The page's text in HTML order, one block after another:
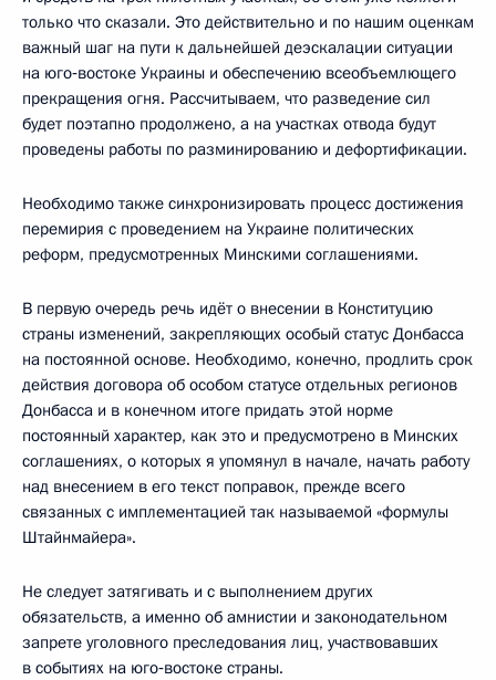
только что сказали. Это действительно и по нашим оценкам
важный шаг на пути к дальнейшей деэскалации ситуации
на юго‑востоке Украины и обеспечению всеобъемлющего
прекращения огня. Рассчитываем, что разведение сил
будет поэтапно продолжено, а на участках отвода будут
проведены работы по разминированию и дефортификации.
Необходимо также синхронизировать процесс достижения
перемирия с проведением на Украине политических
реформ, предусмотренных Минскими соглашениями.
В первую очередь речь идёт о внесении в Конституцию
страны изменений, закрепляющих особый статус Донбасса
на постоянной основе. Необходимо, конечно, продлить срок
действия договора об особом статусе отдельных регионов
Донбасса и в конечном итоге придать этой норме
постоянный характер, как это и предусмотрено в Минских
соглашениях, о которых я упомянул в начале, начать работу
над внесением в его текст поправок, прежде всего
связанных с имплементацией так называемой «формулы
Штайнмайера».
Не следует затягивать и с выполнением других
обязательств, а именно об амнистии и законодательном
запрете уголовного преследования лиц, участвовавших
в событиях на юго‑востоке страны.